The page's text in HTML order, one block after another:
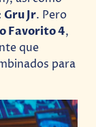
Gru Jr. Pero
Favorito 4,
que
para